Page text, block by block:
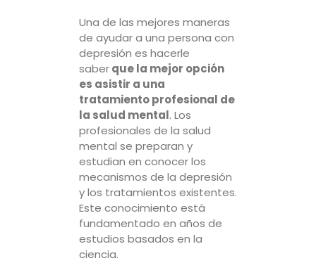
Una de las mejores maneras
de ayudar a una persona con
depresión es hacerle
saberque la mejor opción
es asistir a una
tratamiento profesional de
la salud mental. Los
profesionales de la salud
mental se preparan y
estudian en conocer los
mecanismos de la depresión
y los tratamientos existentes.
Este conocimiento está
fundamentado en años de
estudios basados en la
ciencia.